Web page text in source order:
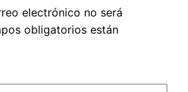
electrónico no será
obligatorios están